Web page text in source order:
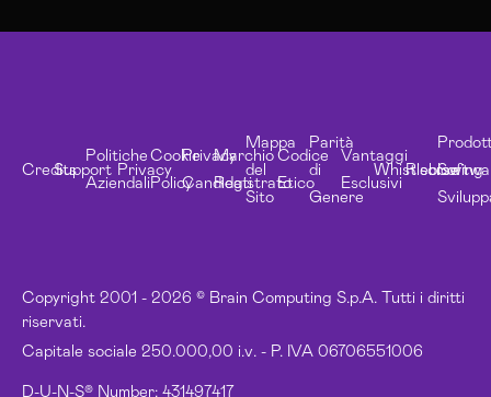
Copyright 2001 - 2026 © Brain Computing S.p.A. Tutti i diritti
riservati.
Capitale sociale 250.000,00 i.v. - P. IVA 06706551006
D-U-N-S® Number: 431497417
CreditsSupport
Politiche
Aziendali
Privacy
Cookie
Policy
Privacy
Candidati
Marchio
Registrato
Mappa
del
Sito
Codice
Etico
Parità
di
Genere
Vantaggi
Esclusivi
Whistleblowing
Risorse